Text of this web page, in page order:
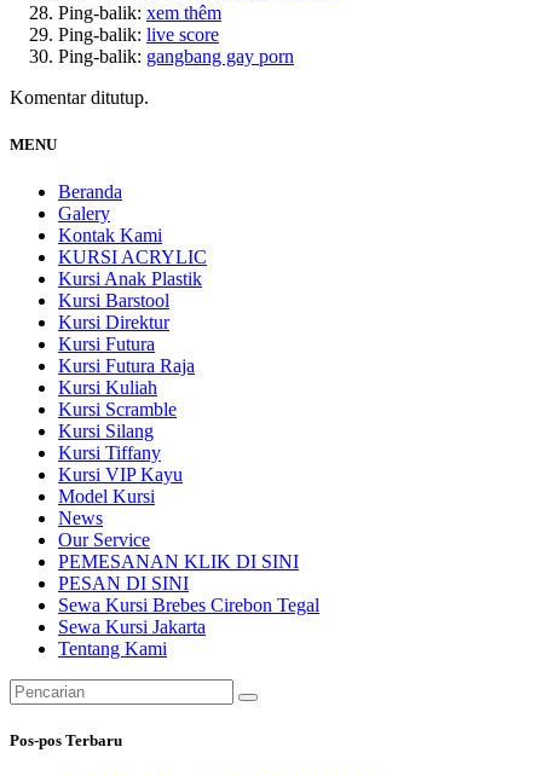
Ping-balik: xem thêm
Ping-balik: live score
Ping-balik: gangbang gay porn
Komentar ditutup.
MENU
Beranda
Galery
Kontak Kami
KURSI ACRYLIC
Kursi Anak Plastik
Kursi Barstool
Kursi Direktur
Kursi Futura
Kursi Futura Raja
Kursi Kuliah
Kursi Scramble
Kursi Silang
Kursi Tiffany
Kursi VIP Kayu
Model Kursi
News
Our Service
PEMESANAN KLIK DI SINI
PESAN DI SINI
Sewa Kursi Brebes Cirebon Tegal
Sewa Kursi Jakarta
Tentang Kami
Pencarian
untuk:
Pos-pos Terbaru